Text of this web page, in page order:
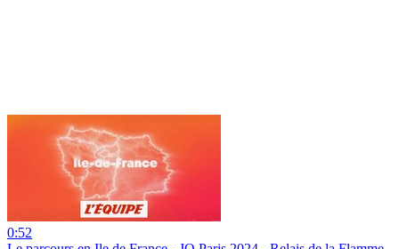
0:52